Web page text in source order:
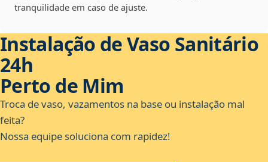
tranquilidade em caso de ajuste.
Instalação de Vaso Sanitário
24h
Perto de Mim
Troca de vaso, vazamentos na base ou instalação mal
feita?
Nossa equipe soluciona com rapidez!